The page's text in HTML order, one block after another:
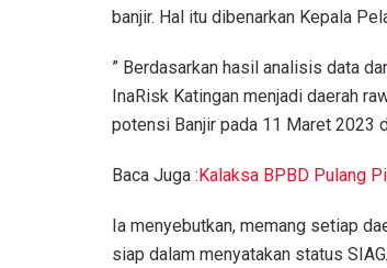
banjir. Hal itu dibenarkan Kepala
” Berdasarkan hasil analisis data
InaRisk Katingan menjadi daerah
potensi Banjir pada 11 Maret 2023
Baca Juga :Kalaksa BPBD Pulang
Ia menyebutkan, memang setiap
siap dalam menyatakan status